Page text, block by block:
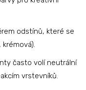
odstínů, které se
často volí neutrální
vrstevníků.